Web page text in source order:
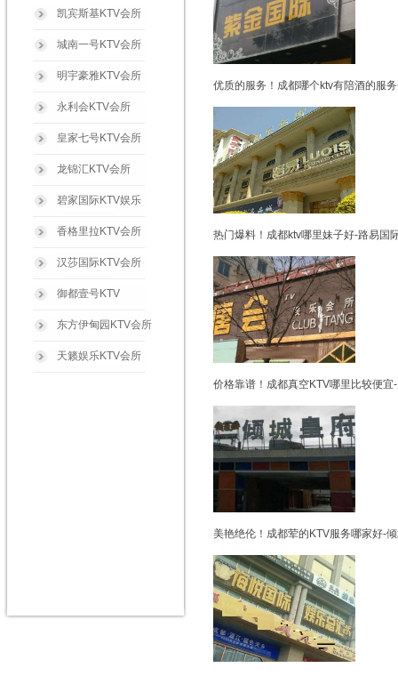
凯宾斯基KTV会所
城南一号KTV会所
明宇豪雅KTV会所
永利会KTV会所
皇家七号KTV会所
龙锦汇KTV会所
碧家国际KTV娱乐
香格里拉KTV会所
汉莎国际KTV会所
御都壹号KTV
东方伊甸园KTV会所
天籁娱乐KTV会所
优质的服务！成都哪个ktv有陪酒的服
热门爆料！成都ktv哪里妹子好-路易国
价格靠谱！成都真空KTV哪里比较便
美艳绝伦！成都荤的KTV服务哪家好-